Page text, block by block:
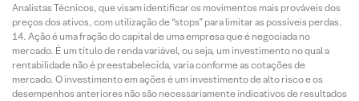
Analistas Técnicos, que visam identificar os movimentos mais prováveis dos
preços dos ativos, com utilização de “stops” para limitar as possíveis perdas.
Ação é uma fração do capital de uma empresa que é negociada no
mercado. É um título de renda variável, ou seja, um investimento no qual a
rentabilidade não é preestabelecida, varia conforme as cotações de
mercado. O investimento em ações é um investimento de alto risco e os
desempenhos anteriores não são necessariamente indicativos de resultados